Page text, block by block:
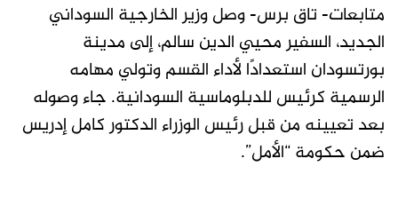
متابعات- تاق برس- وصل وزير الخارجية السوداني
الجديد، السفير محيي الدين سالم، إلى مدينة
بورتسودان استعدادًا لأداء القسم وتولي مهامه
الرسمية كرئيس للدبلوماسية السودانية. جاء وصوله
بعد تعيينه من قبل رئيس الوزراء الدكتور كامل إدريس
ضمن حكومة “الأمل”.